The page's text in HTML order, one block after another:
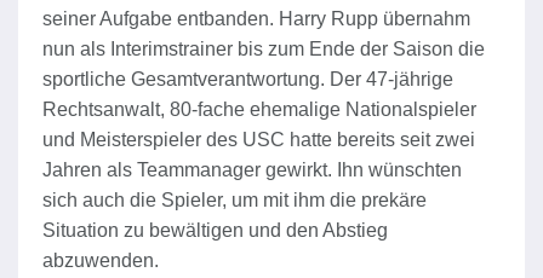
seiner Aufgabe entbanden. Harry Rupp übernahm
nun als Interimstrainer bis zum Ende der Saison die
sportliche Gesamtverantwortung. Der 47-jährige
Rechtsanwalt, 80-fache ehemalige Nationalspieler
und Meisterspieler des USC hatte bereits seit zwei
Jahren als Teammanager gewirkt. Ihn wünschten
sich auch die Spieler, um mit ihm die prekäre
Situation zu bewältigen und den Abstieg
abzuwenden.